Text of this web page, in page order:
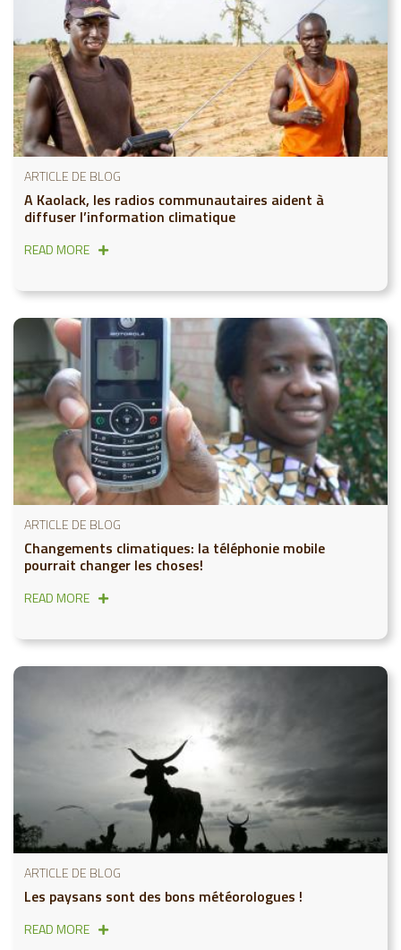
ARTICLE DE BLOG
A Kaolack, les radios communautaires aident à
diffuser l’information climatique
READ MORE
ARTICLE DE BLOG
Changements climatiques: la téléphonie mobile
pourrait changer les choses!
READ MORE
ARTICLE DE BLOG
Les paysans sont des bons météorologues !
READ MORE